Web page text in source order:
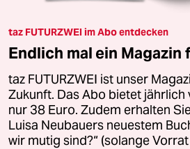
taz FUTURZWEI im Abo entdecken
Endlich mal ein
taz FUTURZWEI ist unser
Zukunft. Das Abo bietet jährlich
nur 38 Euro. Zudem erhalten
Luisa Neubauers neuestem
wir mutig sind?“ (solange